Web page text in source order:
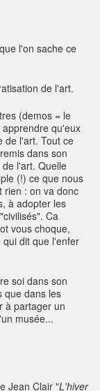
l'on sache ce
de l'art.
(demos = le
qu'eux
de l'art. Tout ce
dans son
l'art. Quelle
(!) ce que nous
rien : on va donc
à adopter les
Ca
vous choque,
dit que l'enfer
soi dans son
que dans les
à partager un
musée...
Jean Clair "L'hiver